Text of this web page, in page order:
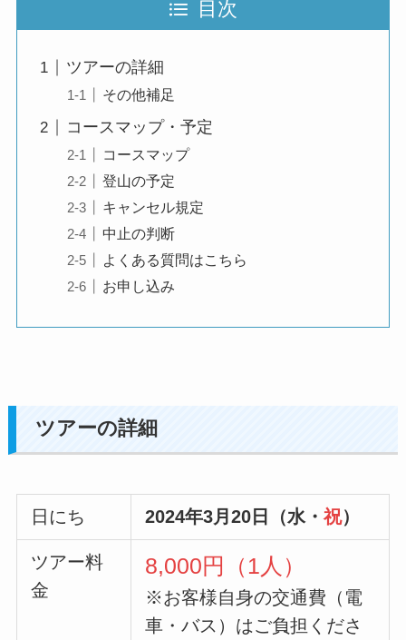
目次
ツアーの詳細
その他補足
コースマップ・予定
コースマップ
登山の予定
キャンセル規定
中止の判断
よくある質問はこちら
お申し込み
ツアーの詳細
日にち 2024年3月20日（水・祝）
ツアー料
金
8,000円（1人）
※お客様自身の交通費（電
車・バス）はご負担くださ